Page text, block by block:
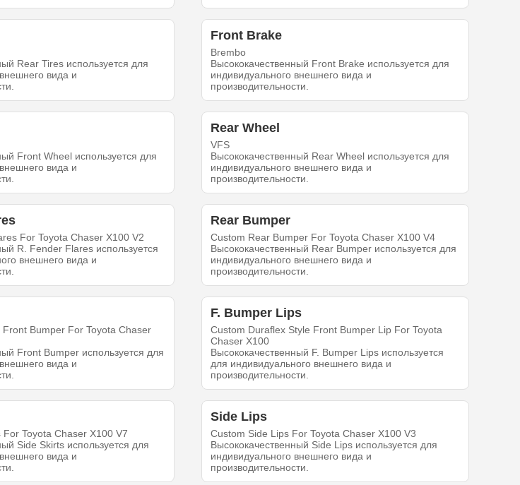
Rear Tires используется для
вида и
Front Brake
Brembo
Высококачественный Front Brake используется для
индивидуального внешнего вида и
производительности.
Front Wheel используется для
вида и
Rear Wheel
VFS
Высококачественный Rear Wheel используется для
индивидуального внешнего вида и
производительности.
For Toyota Chaser X100 V2
R. Fender Flares используется
внешнего вида и
Rear Bumper
Custom Rear Bumper For Toyota Chaser X100 V4
Высококачественный Rear Bumper используется для
индивидуального внешнего вида и
производительности.
Front Bumper For Toyota Chaser
Front Bumper используется для
вида и
F. Bumper Lips
Custom Duraflex Style Front Bumper Lip For Toyota
Chaser X100
Высококачественный F. Bumper Lips используется
для индивидуального внешнего вида и
производительности.
Toyota Chaser X100 V7
Side Skirts используется для
вида и
Side Lips
Custom Side Lips For Toyota Chaser X100 V3
Высококачественный Side Lips используется для
индивидуального внешнего вида и
производительности.